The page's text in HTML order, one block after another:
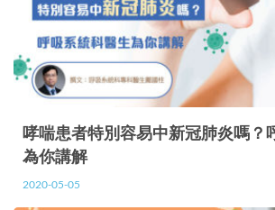
哮喘患者特別容易中新冠肺炎嗎？
為你講解
2020-05-05